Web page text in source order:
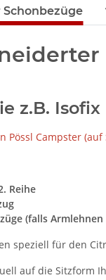
z.B.
Pössl Campster (auf
Reihe
(falls
speziell für den
auf die Sitzform